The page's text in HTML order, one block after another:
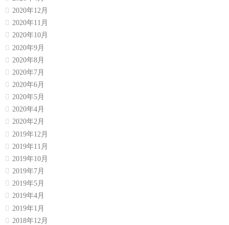
2020年12月
2020年11月
2020年10月
2020年9月
2020年8月
2020年7月
2020年6月
2020年5月
2020年4月
2020年2月
2019年12月
2019年11月
2019年10月
2019年7月
2019年5月
2019年4月
2019年1月
2018年12月